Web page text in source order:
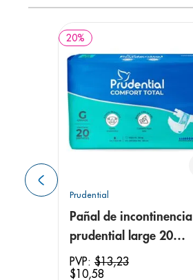
20%
Prudential
Pañal de incontinencia
prudential large 20
unidades
PVP: $13,23
$10,58